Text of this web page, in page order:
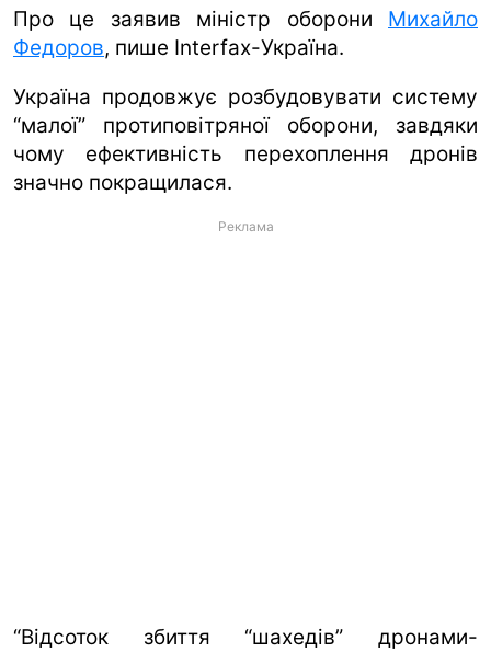
Про це заявив міністр оборони Михайло
Федоров, пише Interfax-Україна.
Україна продовжує розбудовувати систему
“малої” протиповітряної оборони, завдяки
чому ефективність перехоплення дронів
значно покращилася.
Реклама
“Відсоток збиття “шахедів” дронами-